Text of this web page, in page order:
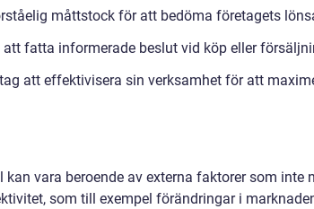
måttstock för att bedöma företagets
fatta informerade beslut vid köp eller
att effektivisera sin verksamhet för att
vara beroende av externa faktorer som inte
som till exempel förändringar i